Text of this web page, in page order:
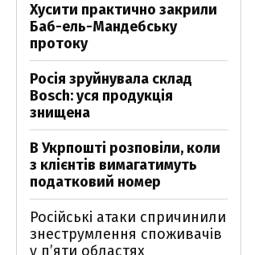
Хусити практично закрили
Баб-ель-Мандебську
протоку
Росія зруйнувала склад
Bosch: уся продукція
знищена
В Укрпошті розповіли, коли
з клієнтів вимагатимуть
податковий номер
Російські атаки спричинили
знеструмлення споживачів
у п’яти областях